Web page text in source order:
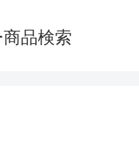
品検索